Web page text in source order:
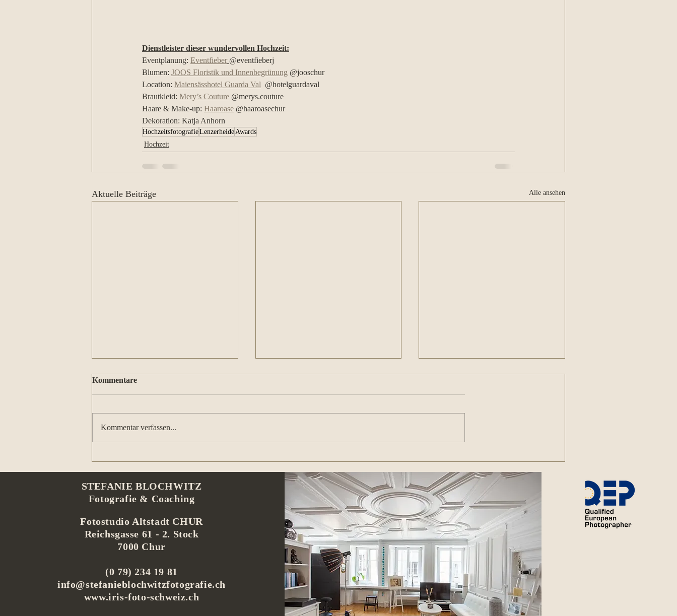
Dienstleister dieser wundervollen Hochzeit:
Eventplanung: Eventfieber @eventfieberj
Blumen: JOOS Floristik und Innenbegrünung @jooschur
Location: Maiensässhotel Guarda Val
  @hotelguardaval
Brautkleid: Mery’s Couture @merys.couture
Haare & Make-up: Haaroase @haaroasechur
Dekoration: Katja Anhorn
HochzeitsfotografieLenzerheide Awards
Hochzeit
Aktuelle Beiträge Alle ansehen
Winterhochzeit!
Kommentare
Kommentar verfassen...
STEFANIE BLOCHWITZ
Fotografie & Coaching
Fotostudio Altstadt CHUR
Reichsgasse 61 - 2. Stock
7000 Chur
(0 79) 234 19 81
info@stefanieblochwitzfotografie.ch
www.iris-foto-schweiz.ch